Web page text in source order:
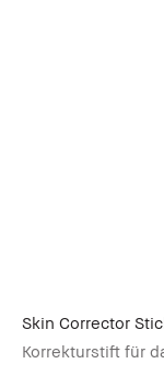
Skin Corrector
Korrekturstift für